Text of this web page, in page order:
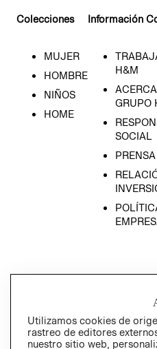
Colecciones
MUJER
HOMBRE
NIÑOS
HOME
Información
H&M
GRUPO
SOCIAL
PRENSA
Utilizamos cookies de
rastreo de editores
nuestro sitio web,